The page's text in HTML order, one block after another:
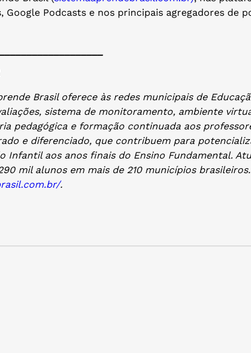
Google Podcasts e nos principais agregadores de
Brasil oferece às redes municipais de
sistema de monitoramento, ambiente
pedagógica e formação continuada aos
e diferenciado, que contribuem para
Infantil aos anos finais do Ensino Fundamental.
mil alunos em mais de 210 municípios
.